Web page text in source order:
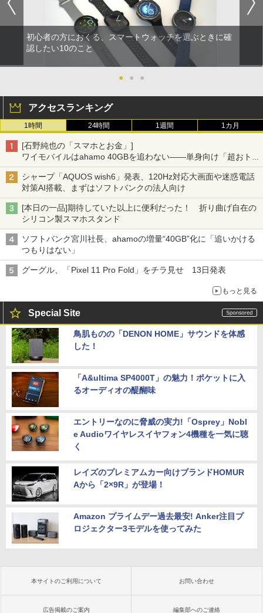
初心者の方におくる、スマートウォッチを選ぶときに確
認したい10のこと
● ● ●
アクセスランキング
1時間 24時間 1週間 1カ月
[石野純也の「スマホとお金」]
ワイモバイルはahamo 40GBを追わない――単身向け「超おトク
割」の安さと1年限定の注意点
シャープ「AQUOS wish6」発表、120Hz対応大画面や迷惑電話
対策AI搭載、まずはソフトバンクの法人向け
[本日の一品]期待していた以上に便利だった！ 折り曲げ自在の
シリコン製スマホスタンド
ソフトバンク宮川社長、ahamoの増量“40GB”化に「追いかける
つもりはない」
グーグル、「Pixel 11 Pro Fold」をチラ見せ 13日発表
もっと見る
Special Site
鳥肌ものの「DENON HOME」サウンドを体感
した！
「A&ultima SP4000T」の魅力！ポケットに入
るオーディオの醍醐味
エントリーなのに脅威の実力!「Osprey」Nobl
e Audioワイヤレスイヤフォン4機種を一気に聴
く
レイズのプレミアムカー向けブランドHOMUR
Aから「2×9R」が登場！
Amazon プライムデー過去最安! Anker注目プ
ロジェクター3モデルを使ってみた
本サイトのご利用について お問い合わせ
広告掲載のご案内 編集部へのご連絡